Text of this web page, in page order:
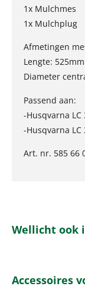
1x Mulchmes
1x Mulchplug
Afmetingen
Lengte: 525mm
Diameter
Passend aan:
-Husqvarna LC
-Husqvarna LC
Art. nr. 585 66
Wellicht ook
Accessoires